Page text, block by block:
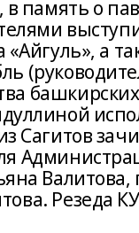
в память о
«Айгуль», а
Сагитов
Валитова,
Резеда